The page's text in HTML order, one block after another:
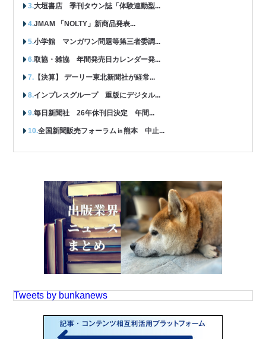
大垣書店 季刊タウン誌「体験連動型...
JMAM 「NOLTY」新商品発表...
小学館 マンガワン問題等第三者委調...
取協・雑協 年間発売日カレンダー発...
【決算】 デーリー東北新聞社が経常...
インプレスグループ 重版にデジタル...
毎日新聞社 26年休刊日決定 年間...
全国新聞販売フォーラム㏌熊本 中止...
Tweets by bunkanews